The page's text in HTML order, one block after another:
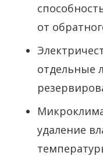
от
отдельные
удаление